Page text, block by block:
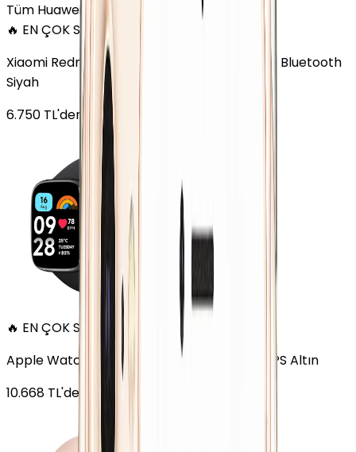
Tüm Huawei Watch'lar
🔥 EN ÇOK SATAN
Xiaomi Redmi Watch 3 Active Plastik 47mm Bluetooth
Siyah
6.750 TL'den başlayan fiyatlar
🔥 EN ÇOK SATAN
Apple Watch Series 6 Alüminyum 40mm GPS Altın
10.668 TL'den